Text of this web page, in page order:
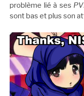
problème lié à ses PV
sont bas et plus son